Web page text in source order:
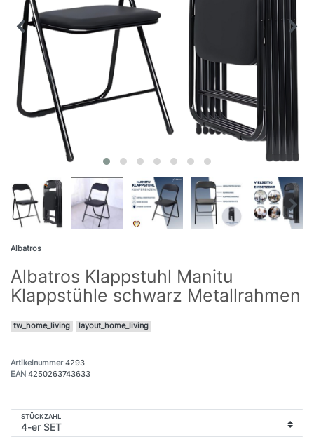
Albatros
Albatros Klappstuhl Manitu
Klappstühle schwarz Metallrahmen
tw_home_living layout_home_living
Artikelnummer4293
EAN 4250263743633
STÜCKZAHL